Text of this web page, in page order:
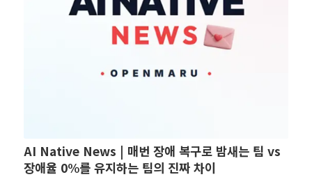
AI Native News | 매번 장애 복구로 밤새는 팀 vs
장애율 0%를 유지하는 팀의 진짜 차이